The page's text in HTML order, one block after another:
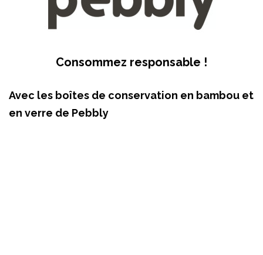
Consommez responsable !
Avec les boîtes de conservation en bambou et
en verre de Pebbly